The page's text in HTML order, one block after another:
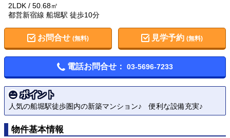
2LDK
50.68㎡
都営新宿線 船堀駅 徒歩10分
お問合せ (無料) 見学予約(無料)
電話お問合せ： 03-5696-7233
ポイント
人気の船堀駅徒歩圏内の新築マンション♪ 便利な設備充実♪
物件基本情報